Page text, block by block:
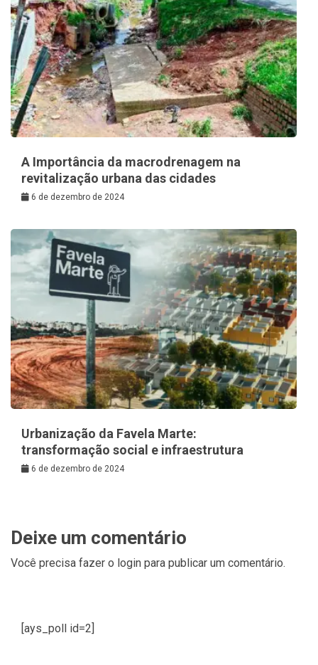
A Importância da macrodrenagem na
revitalização urbana das cidades
6 de dezembro de 2024
Urbanização da Favela Marte:
transformação social e infraestrutura
6 de dezembro de 2024
Deixe um comentário
Você precisa fazer o login para publicar um comentário.
[ays_poll id=2]